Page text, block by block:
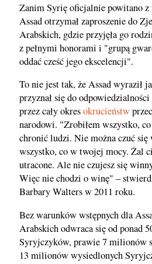
Zanim Syrię oficjalnie powitano
Assad otrzymał zaproszenie do
Arabskich, gdzie przyjęła go
z pełnymi honorami i "grupą
oddać cześć jego ekscelencji".
To nie jest tak, że Assad wyraził
przyznał się do
przez cały okresokrucieństw
narodowi. "Zrobiłem wszystko,
chronić ludzi. Nie można czuć
wszystko, co w twojej mocy. Żal
utracone. Ale nie czujesz się
Więc nie chodzi o winę" –
Barbary Walters w 2011 roku.
Bez warunków wstępnych dla
Arabskich odwraca się od ponad
Syryjczyków, prawie 7 milionów
13 milionów wysiedlonych